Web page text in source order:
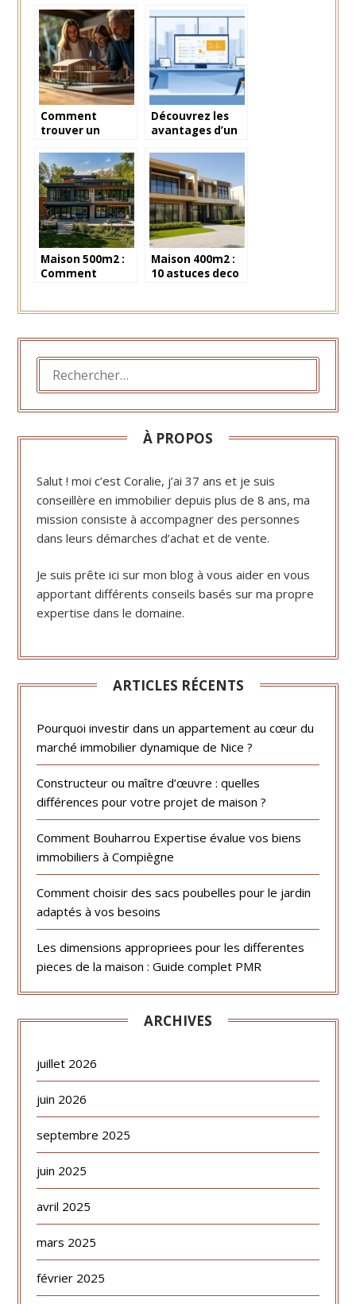
elements
indispensables a
prendre en
compte
cœur du marché
immobilier
dynamique de
Nice ?
Comment
trouver un
maison en
Vendée offrant
des avantages
exclusifs ?
Découvrez les
avantages d’un
immobilier
gratuit pour
votre site web
professionnel
Maison 500m2 :
Comment
interieure de
Maison 400m2 :
10 astuces deco
harmonieux
RECHERCHER :
À PROPOS
Salut ! moi c’est Coralie, j’ai 37 ans et je suis
conseillère en immobilier depuis plus de 8 ans, ma
mission consiste à accompagner des personnes
dans leurs démarches d’achat et de vente.
Je suis prête ici sur mon blog à vous aider en vous
apportant différents conseils basés sur ma propre
expertise dans le domaine.
ARTICLES RÉCENTS
Pourquoi investir dans un appartement au cœur du
marché immobilier dynamique de Nice ?
Constructeur ou maître d’œuvre : quelles
différences pour votre projet de maison ?
Comment Bouharrou Expertise évalue vos biens
immobiliers à Compiègne
Comment choisir des sacs poubelles pour le jardin
adaptés à vos besoins
Les dimensions appropriees pour les differentes
pieces de la maison : Guide complet PMR
ARCHIVES
juillet 2026
juin 2026
septembre 2025
juin 2025
avril 2025
mars 2025
février 2025